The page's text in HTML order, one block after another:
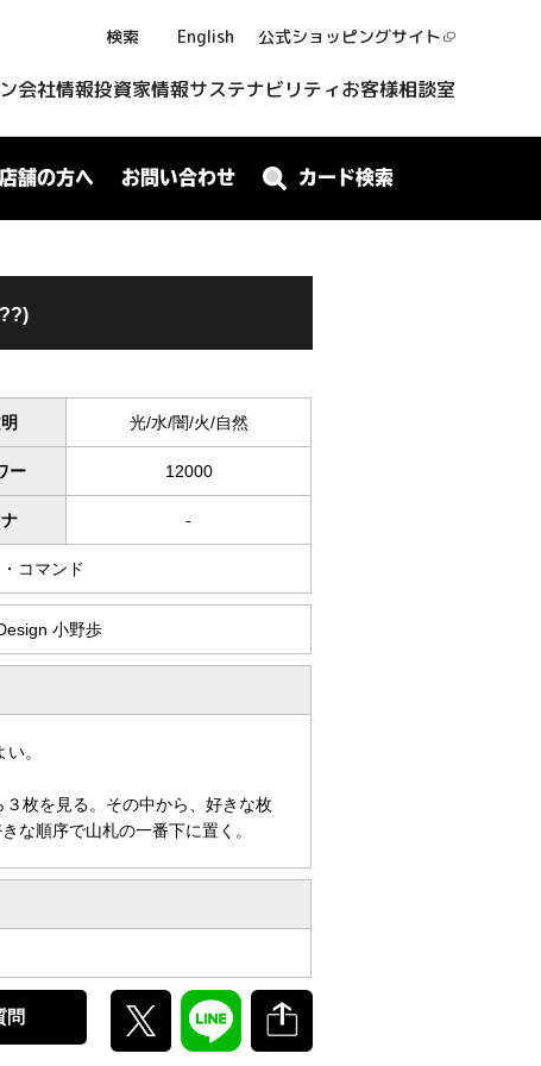
検索 English 公式ショッピングサイト
会社情報投資家情報サステナビリティお客様相談室
店舗の方へ お問い合わせ カード検索
光/水/闇/火/自然
ー 12000
-
コマンド
小野歩
。
枚を見る。その中から、好きな枚
な順序で山札の一番下に置く。
問